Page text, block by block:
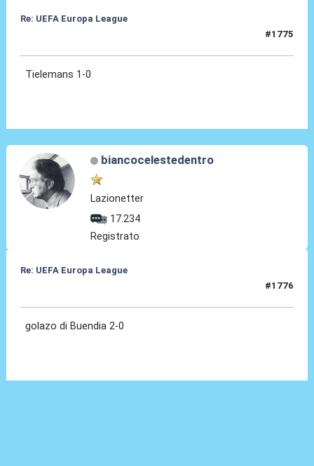
Re: UEFA Europa League
#1775
Tielemans 1-0
biancocelestedentro
Lazionetter
17.234
Registrato
Re: UEFA Europa League
#1776
golazo di Buendia 2-0